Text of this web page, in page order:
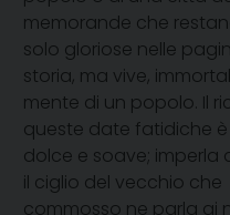
memorande che
solo gloriose nelle
storia, ma vive,
mente di un popolo. Il
queste date fatidiche
dolce e soave; imperla
il ciglio del vecchio che
commosso ne parla ai